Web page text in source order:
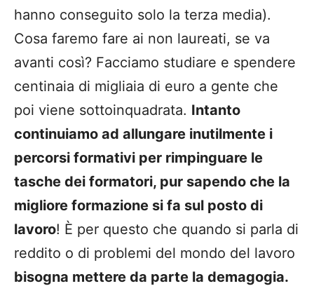
hanno conseguito solo la terza media).
Cosa faremo fare ai non laureati, se va
avanti così? Facciamo studiare e spendere
centinaia di migliaia di euro a gente che
poi viene sottoinquadrata. Intanto
continuiamo ad allungare inutilmente i
percorsi formativi per rimpinguare le
tasche dei formatori, pur sapendo che la
migliore formazione si fa sul posto di
lavoro! È per questo che quando si parla di
reddito o di problemi del mondo del lavoro
bisogna mettere da parte la demagogia.